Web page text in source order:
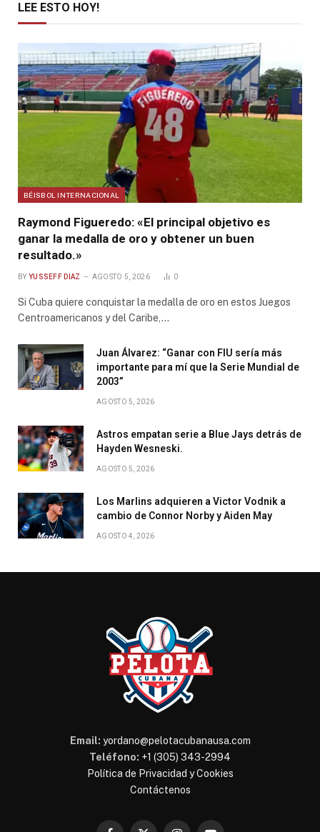
LEE ESTO HOY!
BÉISBOL INTERNACIONAL
Raymond Figueredo: «El principal objetivo es
ganar la medalla de oro y obtener un buen
resultado.»
BY YUSSEFF DIAZ AGOSTO 5, 2026 0
Si Cuba quiere conquistar la medalla de oro en estos Juegos
Centroamericanos y del Caribe,…
Juan Álvarez: “Ganar con FIU sería más
importante para mí que la Serie Mundial de
2003”
AGOSTO 5, 2026
Astros empatan serie a Blue Jays detrás de
Hayden Wesneski.
AGOSTO 5, 2026
Los Marlins adquieren a Victor Vodnik a
cambio de Connor Norby y Aiden May
AGOSTO 4, 2026
Email: yordano@pelotacubanausa.com
Teléfono: +1 (305) 343-2994
Política de Privacidad y Cookies
Contáctenos